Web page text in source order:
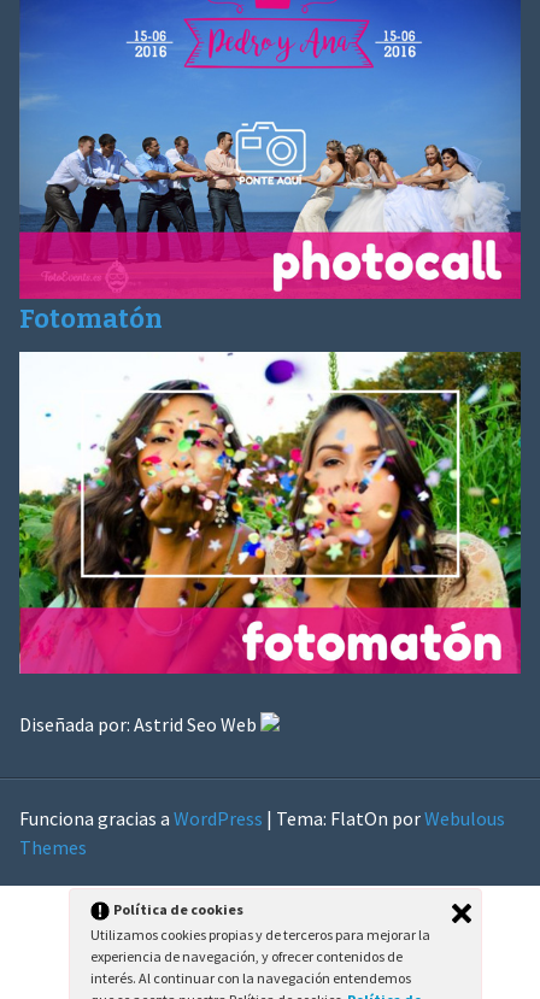
Fotomatón
Diseñada por: Astrid Seo Web
Funciona gracias a WordPress | Tema: FlatOn porWebulous
Themes
Política de cookies
Utilizamos cookies propias y de terceros para mejorar la
experiencia de navegación, y ofrecer contenidos de
interés. Al continuar con la navegación entendemos